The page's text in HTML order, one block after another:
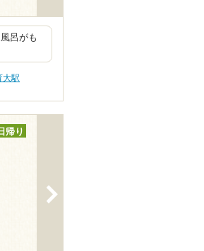
呂がも
大駅
帰り